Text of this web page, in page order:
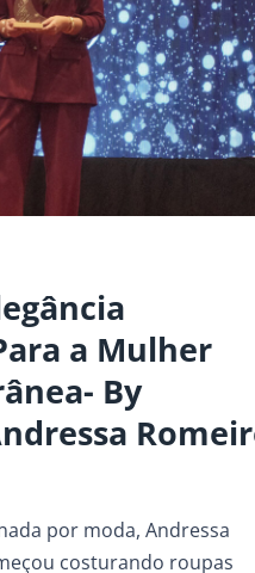
a Mulher
By
por moda, Andressa
costurando roupas